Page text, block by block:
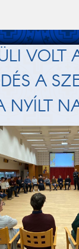
VOLT
A
NYÍLT